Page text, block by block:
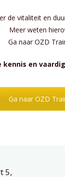
de vitaliteit en
Meer weten
Ga naar OZD
kennis en
Ga naar OZD
5,